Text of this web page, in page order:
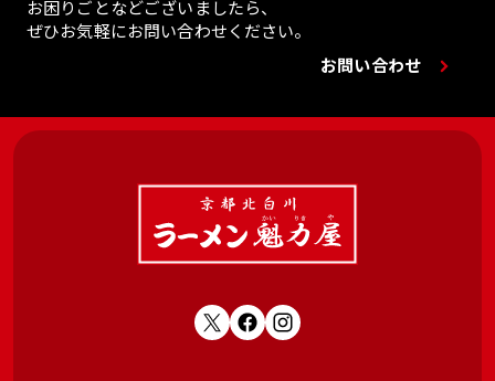
お困りごとなどございましたら、
ぜひお気軽にお問い合わせください。
お問い合わせ